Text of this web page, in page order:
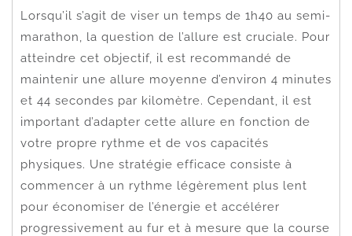
Lorsqu’il s’agit de viser un temps de 1h40 au semi-
marathon, la question de l’allure est cruciale. Pour
atteindre cet objectif, il est recommandé de
maintenir une allure moyenne d’environ 4 minutes
et 44 secondes par kilomètre. Cependant, il est
important d’adapter cette allure en fonction de
votre propre rythme et de vos capacités
physiques. Une stratégie efficace consiste à
commencer à un rythme légèrement plus lent
pour économiser de l’énergie et accélérer
progressivement au fur et à mesure que la course